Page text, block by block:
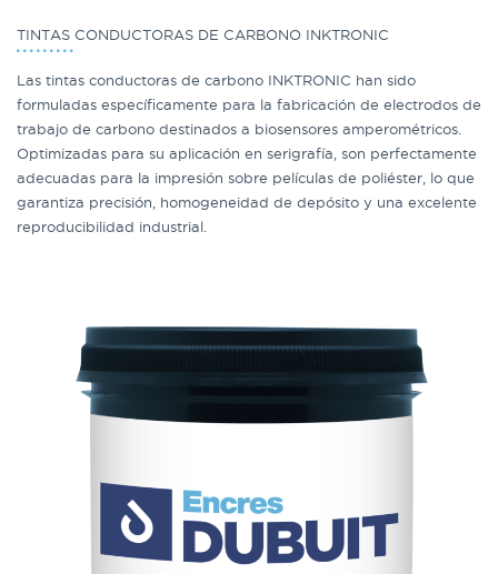
TINTAS CONDUCTORAS DE CARBONO INKTRONIC
Las tintas conductoras de carbono INKTRONIC han sido
formuladas específicamente para la fabricación de electrodos de
trabajo de carbono destinados a biosensores amperométricos.
Optimizadas para su aplicación en serigrafía, son perfectamente
adecuadas para la impresión sobre películas de poliéster, lo que
garantiza precisión, homogeneidad de depósito y una excelente
reproducibilidad industrial.